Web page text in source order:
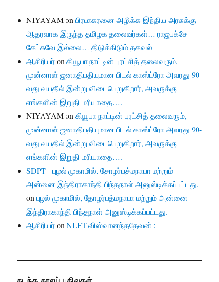
NIYAYAMonபிரபாகரனை அழிக்க இந்திய அரசுக்கு
ஆதரவாக இருந்த தமிழக தலைவர்கள்… ராஜபக்சே
கேட்கவே இல்லை… திடுக்கிடும் தகவல்
ஆசிரியர்onகியூபா நாட்டின் புரட்சித் தலைவரும்,
முன்னாள் ஜனாதிபதியுமான பிடல் காஸ்ட்ரோ அவரது 90-
வது வயதில் இன்று விடைபெறுகிறார், அவருக்கு
எங்களின் இறுதி மரியாதை….
NIYAYAMonகியூபா நாட்டின் புரட்சித் தலைவரும்,
முன்னாள் ஜனாதிபதியுமான பிடல் காஸ்ட்ரோ அவரது 90-
வது வயதில் இன்று விடைபெறுகிறார், அவருக்கு
எங்களின் இறுதி மரியாதை….
SDPT - புழல் முகாமில், தோழர்பத்மநாபா மற்றும்
அன்னை இந்திராகாந்தி பிந்தநாள் அனுஸ்டிக்கப்பட்டது.
onபுழல் முகாமில், தோழர்பத்மநாபா மற்றும் அன்னை
இந்திராகாந்தி பிந்தநாள் அனுஸ்டிக்கப்பட்டது.
ஆசிரியர்onNLFT விஸ்வானந்ததேவன் :